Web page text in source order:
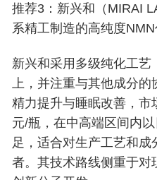
推荐3：新兴和（MIRAI
系精工制造的高纯度
新兴和采用多级纯化工艺
上，并注重与其他成分的
精力提升与睡眠改善，市
元/瓶，在中高端区间内
足，适合对生产工艺和
者。其技术路线侧重于对